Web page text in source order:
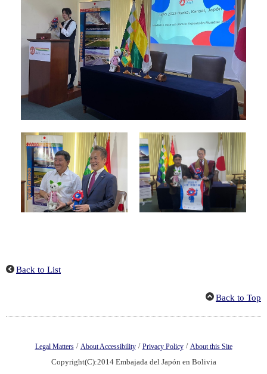
Back to List
Back to Top
Legal Matters / About Accessibility / Privacy Policy / About this Site
Copyright(C):2014 Embajada del Japón en Bolivia